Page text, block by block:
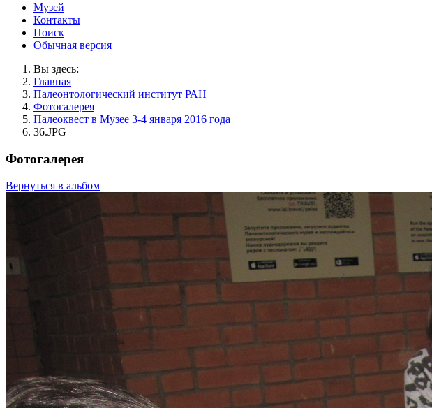
Музей
Контакты
Поиск
Обычная версия
Вы здесь:
Главная
Палеонтологический институт РАН
Фотогалерея
Палеоквест в Музее 3-4 января 2016 года
36.JPG
Фотогалерея
Вернуться в альбом